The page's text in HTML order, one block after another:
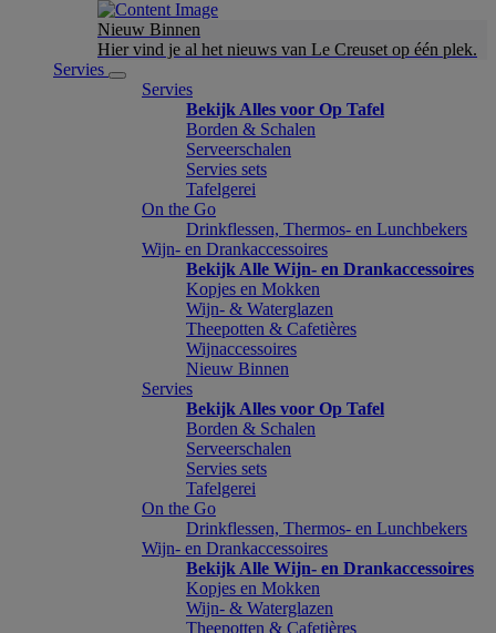
Nieuw Binnen
Hier vind je al het nieuws van Le Creuset op één plek.
Servies
Servies
Bekijk Alles voor Op Tafel
Borden & Schalen
Serveerschalen
Servies sets
Tafelgerei
On the Go
Drinkflessen, Thermos- en Lunchbekers
Wijn- en Drankaccessoires
Bekijk Alle Wijn- en Drankaccessoires
Kopjes en Mokken
Wijn- & Waterglazen
Theepotten & Cafetières
Wijnaccessoires
Nieuw Binnen
Servies
Bekijk Alles voor Op Tafel
Borden & Schalen
Serveerschalen
Servies sets
Tafelgerei
On the Go
Drinkflessen, Thermos- en Lunchbekers
Wijn- en Drankaccessoires
Bekijk Alle Wijn- en Drankaccessoires
Kopjes en Mokken
Wijn- & Waterglazen
Theepotten & Cafetières